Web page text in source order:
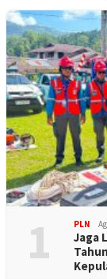
1 PLN
Jaga